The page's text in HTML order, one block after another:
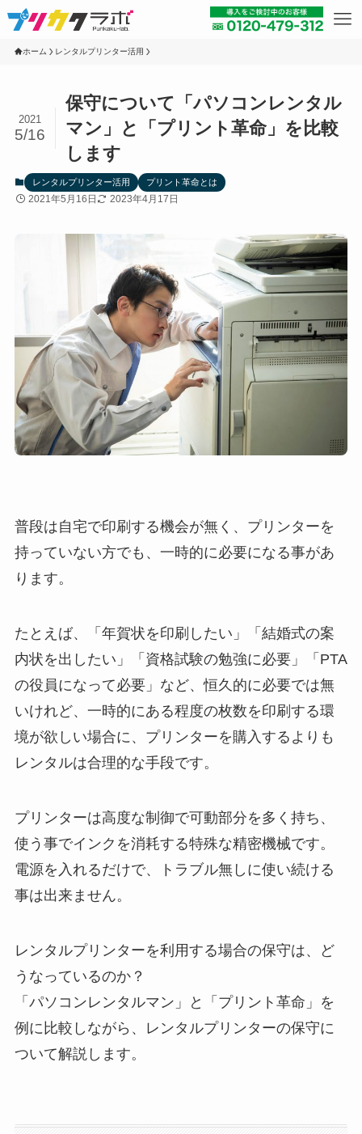
ホーム レンタルプリンター活用
保守について「パソコンレンタル
マン」と「プリント革命」を比較
します
2021
5/16
レンタルプリンター活用 プリント革命とは
2021年5月16日 2023年4月17日
普段は自宅で印刷する機会が無く、プリンターを
持っていない方でも、一時的に必要になる事があ
ります。
たとえば、「年賀状を印刷したい」「結婚式の案
内状を出したい」「資格試験の勉強に必要」「PTA
の役員になって必要」など、恒久的に必要では無
いけれど、一時的にある程度の枚数を印刷する環
境が欲しい場合に、プリンターを購入するよりも
レンタルは合理的な手段です。
プリンターは高度な制御で可動部分を多く持ち、
使う事でインクを消耗する特殊な精密機械です。
電源を入れるだけで、トラブル無しに使い続ける
事は出来ません。
レンタルプリンターを利用する場合の保守は、ど
うなっているのか？
「パソコンレンタルマン」と「プリント革命」を
例に比較しながら、レンタルプリンターの保守に
ついて解説します。